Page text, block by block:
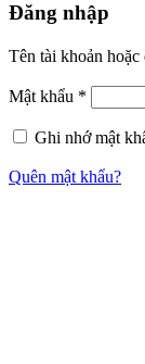
Đăng nhập
Tên tài khoản hoặc
Mật khẩu *
Ghi nhớ mật
Quên mật khẩu?